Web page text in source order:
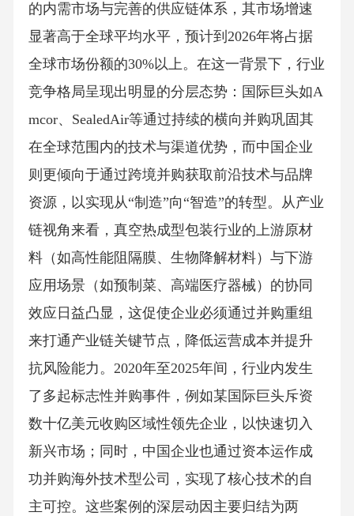
的内需市场与完善的供应链体系，其市场增速
显著高于全球平均水平，预计到2026年将占据
全球市场份额的30%以上。在这一背景下，行业
竞争格局呈现出明显的分层态势：国际巨头如A
mcor、SealedAir等通过持续的横向并购巩固其
在全球范围内的技术与渠道优势，而中国企业
则更倾向于通过跨境并购获取前沿技术与品牌
资源，以实现从“制造”向“智造”的转型。从产业
链视角来看，真空热成型包装行业的上游原材
料（如高性能阻隔膜、生物降解材料）与下游
应用场景（如预制菜、高端医疗器械）的协同
效应日益凸显，这促使企业必须通过并购重组
来打通产业链关键节点，降低运营成本并提升
抗风险能力。2020年至2025年间，行业内发生
了多起标志性并购事件，例如某国际巨头斥资
数十亿美元收购区域性领先企业，以快速切入
新兴市场；同时，中国企业也通过资本运作成
功并购海外技术型公司，实现了核心技术的自
主可控。这些案例的深层动因主要归结为两